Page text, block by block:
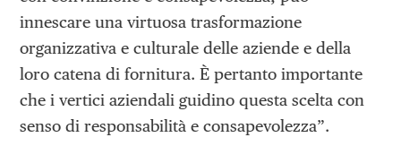
innescare una virtuosa trasformazione
organizzativa e culturale delle aziende e della
loro catena di fornitura. È pertanto importante
che i vertici aziendali guidino questa scelta con
senso di responsabilità e consapevolezza”.